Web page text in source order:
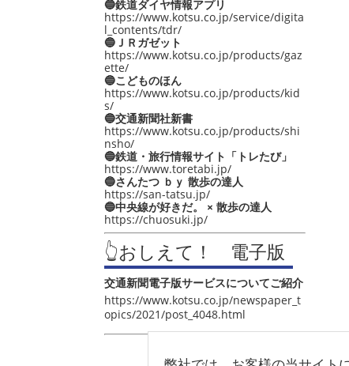
🔵鉄道ダイヤ情報アプリ
https://www.kotsu.co.jp/service/digita
l_contents/tdr/
🔵ＪＲガゼット
https://www.kotsu.co.jp/products/gaz
ette/
🔵こどものほん
https://www.kotsu.co.jp/products/kid
s/
🔵交通新聞社新書
https://www.kotsu.co.jp/products/shi
nsho/
🔵鉄道・旅行情報サイト「トレたび」
https://www.toretabi.jp/
🔵さんたつ ｂｙ 散歩の達人
https://san-tatsu.jp/
🔵中央線が好きだ。 × 散歩の達人
https://chuosuki.jp/
👆おしえて！ 電子版
交通新聞電子版サービスについてご紹介
https://www.kotsu.co.jp/newspaper_t
opics/2021/post_4048.html